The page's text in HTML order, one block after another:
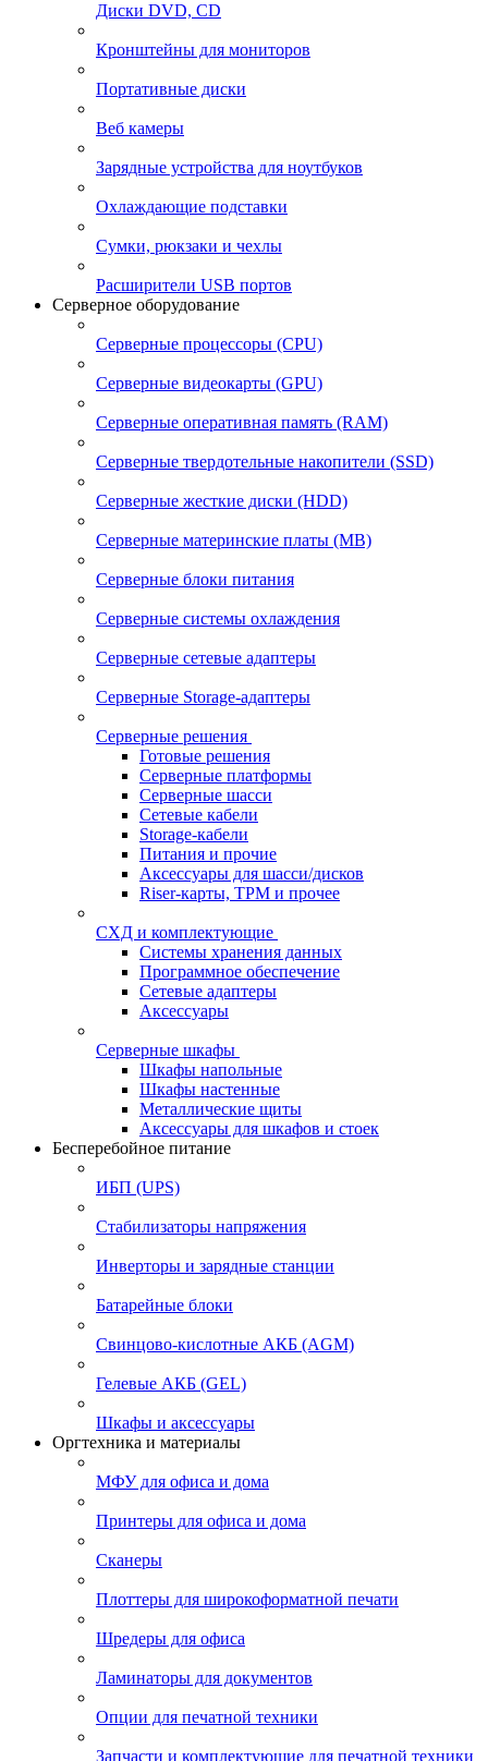
Диски DVD, CD
Кронштейны для мониторов
Портативные диски
Веб камеры
Зарядные устройства для ноутбуков
Охлаждающие подставки
Сумки, рюкзаки и чехлы
Расширители USB портов
Серверное оборудование
Серверные процессоры (CPU)
Серверные видеокарты (GPU)
Серверные оперативная память (RAM)
Серверные твердотельные накопители (SSD)
Серверные жесткие диски (HDD)
Серверные материнские платы (MB)
Серверные блоки питания
Серверные системы охлаждения
Серверные сетевые адаптеры
Серверные Storage-адаптеры
Серверные решения
Готовые решения
Серверные платформы
Серверные шасси
Сетевые кабели
Storage-кабели
Питания и прочие
Аксессуары для шасси/дисков
Riser-карты, TPM и прочее
СХД и комплектующие
Системы хранения данных
Программное обеспечение
Сетевые адаптеры
Аксессуары
Серверные шкафы
Шкафы напольные
Шкафы настенные
Металлические щиты
Аксессуары для шкафов и стоек
Бесперебойное питание
ИБП (UPS)
Стабилизаторы напряжения
Инверторы и зарядные станции
Батарейные блоки
Свинцово-кислотные АКБ (AGM)
Гелевые АКБ (GEL)
Шкафы и аксессуары
Оргтехника и материалы
МФУ для офиса и дома
Принтеры для офиса и дома
Сканеры
Плоттеры для широкоформатной печати
Шредеры для офиса
Ламинаторы для документов
Опции для печатной техники
Запчасти и комплектующие для печатной техники